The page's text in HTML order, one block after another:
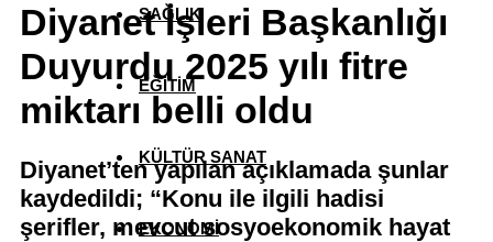
SAĞLIK
EĞİTİM
KÜLTÜR SANAT
EKONOMİ
Diyanet İşleri Başkanlığı
Duyurdu 2025 yılı fitre
miktarı belli oldu
Diyanet’ten yapılan açıklamada şunlar
kaydedildi; “Konu ile ilgili hadisi
şerifler, mevcut sosyoekonomik hayat